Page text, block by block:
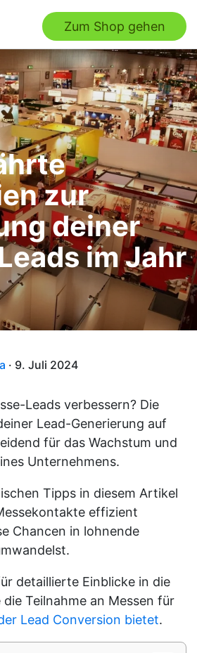
Zum Shop gehen
zur
deiner
im Jahr
· 9. Juli 2024
Leads verbessern? Die
Lead-Generierung auf
für das Wachstum und
Unternehmens.
Tipps in diesem Artikel
effizient
Chancen in lohnende
detaillierte Einblicke in die
Teilnahme an Messen für
Lead Conversion bietet.